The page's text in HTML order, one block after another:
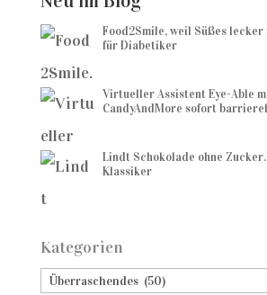
Food2Smile, weil Süßes
für Diabetiker
Virtueller Assistent Eye-Able
CandyAndMore sofort
Lindt Schokolade ohne
Klassiker
Kategorien